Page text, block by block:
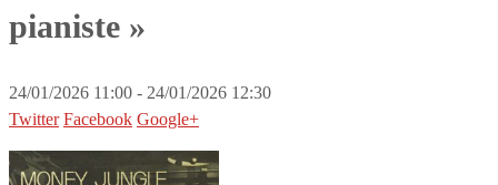
pianiste »
24/01/2026 11:00 - 24/01/2026 12:30
Twitter Facebook Google+